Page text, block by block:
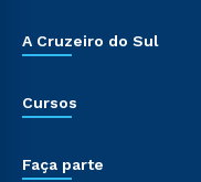
A Cruzeiro do Sul
Cursos
Faça parte